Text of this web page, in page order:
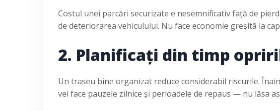
Costul unei parcări securizate e nesemnificativ față de
de deteriorarea vehiculului. Nu face economie greșită la
2. Planificați din timp
Un traseu bine organizat reduce considerabil riscurile.
vei face pauzele zilnice și perioadele de repaus — nu lăsa